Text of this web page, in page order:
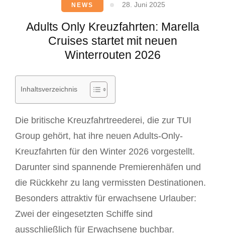
NEWS 28. Juni 2025
Adults Only Kreuzfahrten: Marella
Cruises startet mit neuen
Winterrouten 2026
Inhaltsverzeichnis
Die britische Kreuzfahrtreederei, die zur TUI
Group gehört, hat ihre neuen Adults-Only-
Kreuzfahrten für den Winter 2026 vorgestellt.
Darunter sind spannende Premierenhäfen und
die Rückkehr zu lang vermissten Destinationen.
Besonders attraktiv für erwachsene Urlauber:
Zwei der eingesetzten Schiffe sind
ausschließlich für Erwachsene buchbar.